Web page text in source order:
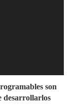
son
desarrollarlos